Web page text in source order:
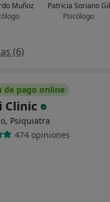
Muñoz
Patricia Soriano Gil
Psicólogo
(6)
de pago online
Clinic
Psiquiatra
474 opiniones